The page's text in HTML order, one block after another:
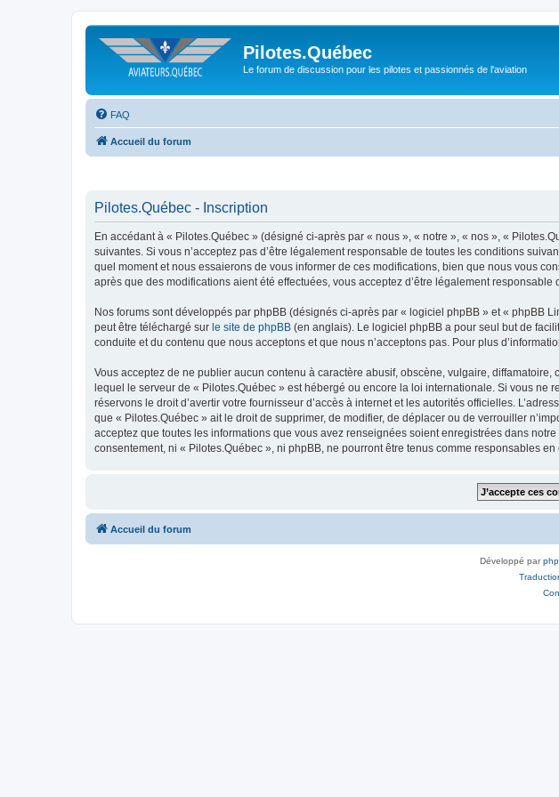
Pilotes.Québec
Le forum de discussion pour les pilotes et passionnés de l'aviation
FAQ
Accueil du forum
Pilotes.Québec - Inscription
En accédant à « Pilotes.Québec » (désigné ci-après par « nous », « notre », « nos », «
suivantes. Si vous n’acceptez pas d’être légalement responsable de toutes les conditions
quel moment et nous essaierons de vous informer de ces modifications, bien que nous vous
après que des modifications aient été effectuées, vous acceptez d’être légalement
Nos forums sont développés par phpBB (désignés ci-après par « logiciel phpBB » et « phpBB
peut être téléchargé sur le site de phpBB (en anglais). Le logiciel phpBB a pour seul but de
conduite et du contenu que nous acceptons et que nous n’acceptons pas. Pour plus
Vous acceptez de ne publier aucun contenu à caractère abusif, obscène, vulgaire,
lequel le serveur de « Pilotes.Québec » est hébergé ou encore la loi internationale. Si vous
réservons le droit d’avertir votre fournisseur d’accès à internet et les autorités officielles.
que « Pilotes.Québec » ait le droit de supprimer, de modifier, de déplacer ou de verrouiller
acceptez que toutes les informations que vous avez renseignées soient enregistrées dans
consentement, ni « Pilotes.Québec », ni phpBB, ne pourront être tenus comme responsables
Accueil du forum
Développé par